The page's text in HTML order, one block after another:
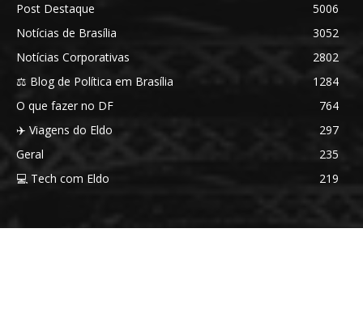
Post Destaque
5006
Notícias de Brasília
3052
Notícias Corporativas
2802
⚖️ Blog de Política em Brasília
1284
O que fazer no DF
764
✈️ Viagens do Eldo
297
Geral
235
💻 Tech com Eldo
219